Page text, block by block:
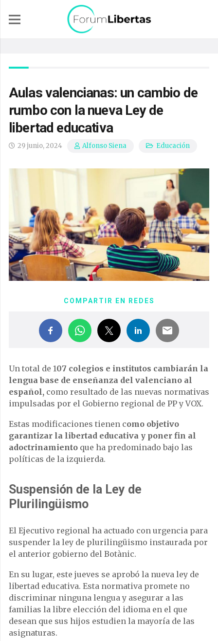
Aulas valencianas: un cambio de
rumbo con la nueva Ley de
libertad educativa
29 junio, 2024 Alfonso Siena Educación
COMPARTIR EN REDES
Un total de 107 colegios e institutos cambiarán la
lengua base de enseñanza del valenciano al
español, como resultado de las nuevas normativas
impulsadas por el Gobierno regional de PP y VOX.
Estas modificaciones tienen como objetivo
garantizar la libertad educativa y poner fin al
adoctrinamiento que ha predominado bajo las
políticas de la izquierda.
Suspensión de la Ley de
Plurilingüismo
El Ejecutivo regional ha actuado con urgencia para
suspender la ley de plurilingüismo instaurada por
el anterior gobierno del Botànic.
En su lugar, este jueves se aprobó la nueva ley de
libertad educativa. Esta normativa promete no
discriminar ninguna lengua y asegurar a las
familias la libre elección del idioma en el que
desean que sus hijos estudien la mayoría de las
asignaturas.